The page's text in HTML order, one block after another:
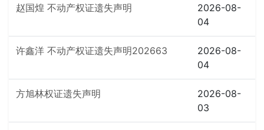
赵国煌 不动产权证遗失声明
2026-08-
04
许鑫洋 不动产权证遗失声明202663
2026-08-
04
方旭林权证遗失声明
2026-08-
03